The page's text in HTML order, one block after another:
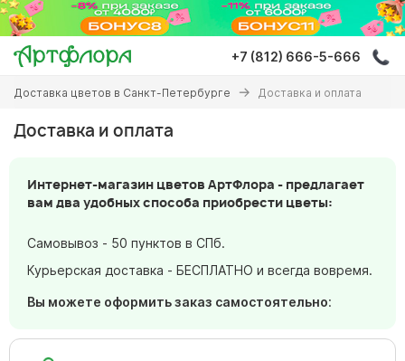
Перейти
основному
содержанию
+7 (812) 666-5-666
Вы
здесь
Доставка цветов в Санкт-Петербурге Доставка и оплата
Доставка и оплата
Интернет-магазин цветов АртФлора - предлагает
вам два удобных способа приобрести цветы:
Самовывоз - 50 пунктов в СПб.
Курьерская доставка - БЕСПЛАТНО и всегда вовремя.
Вы можете оформить заказ самостоятельно: